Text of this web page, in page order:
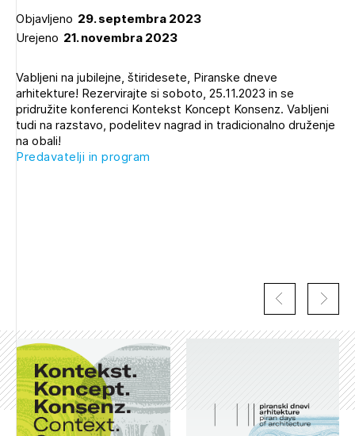
REGISTRIRAJTE SE
Objavljeno 29. septembra 2023
Urejeno 21. novembra 2023
Vabljeni na jubilejne, štiridesete, Piranske dneve
arhitekture! Rezervirajte si soboto, 25.11.2023 in se
pridružite konferenci Kontekst Koncept Konsenz. Vabljeni
tudi na razstavo, podelitev nagrad in tradicionalno druženje
na obali!
Predavatelji in program
PRIJAVITE SE
Novičnik natečajev
Tedenski novičnik javnih naročil
NAPREJ